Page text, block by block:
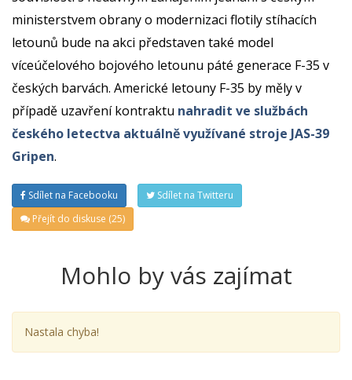
ministerstvem obrany o modernizaci flotily stíhacích
letounů bude na akci představen také model
víceúčelového bojového letounu páté generace F-35 v
českých barvách. Americké letouny F-35 by měly v
případě uzavření kontraktu nahradit ve službách
českého letectva aktuálně využívané stroje JAS-39
Gripen.
Sdílet na Facebooku
Sdílet na Twitteru
Přejít do diskuse (25)
Mohlo by vás zajímat
Nastala chyba!